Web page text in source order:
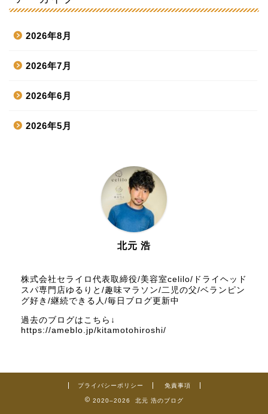
2026年8月
2026年7月
2026年6月
2026年5月
2025年12月
2025年11月
2025年10月
北元 浩
株式会社セライロ代表取締役/美容室celilo/ドライヘッド
スパ専門店ゆるりと/趣味マラソン/二児の父/ベランピン
グ好き/継続できる人/毎日ブログ更新中
過去のブログはこちら↓
https://ameblo.jp/kitamotohiroshi/
プライバシーポリシー 免責事項
2020–2026 北元 浩のブログ